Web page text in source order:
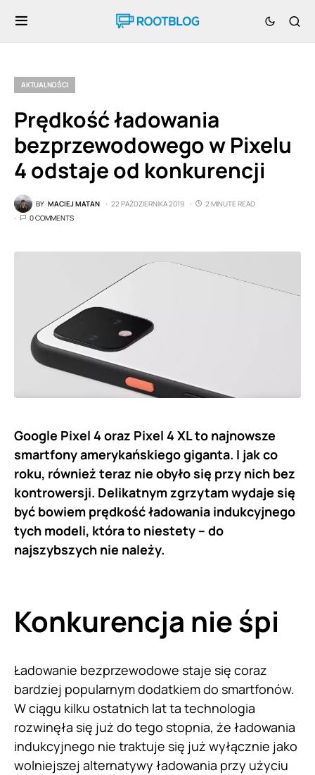
AKTUALNOŚCI
Prędkość ładowania
bezprzewodowego w Pixelu
4 odstaje od konkurencji
BY MACIEJ MATAN 22 PAŹDZIERNIKA 2019
2 MINUTE READ
0 COMMENTS
Google Pixel 4 oraz Pixel 4 XL to najnowsze
smartfony amerykańskiego giganta. I jak co
roku, również teraz nie obyło się przy nich bez
kontrowersji. Delikatnym zgrzytam wydaje się
być bowiem prędkość ładowania indukcyjnego
tych modeli, która to niestety – do
najszybszych nie należy.
Konkurencja nie śpi
Ładowanie bezprzewodowe staje się coraz
bardziej popularnym dodatkiem do smartfonów.
W ciągu kilku ostatnich lat ta technologia
rozwinęła się już do tego stopnia, że ładowania
indukcyjnego nie traktuje się już wyłącznie jako
wolniejszej alternatywy ładowania przy użyciu